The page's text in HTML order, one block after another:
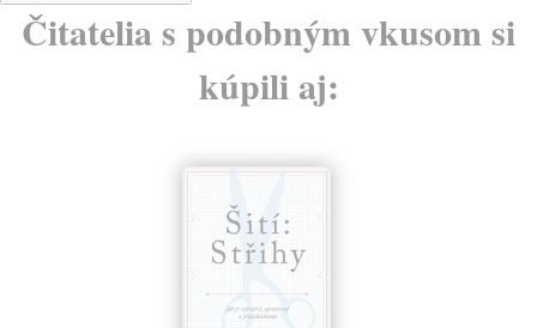
Čitatelia s podobným vkusom si
kúpili aj: